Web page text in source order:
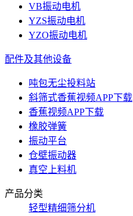
VB振动电机
YZS振动电机
YZO振动电机
配件及其他设备
吨包无尘投料站
斜筛式香蕉视频APP下载
香蕉视频APP下载
橡胶弹簧
振动平台
仓壁振动器
真空上料机
产品分类
轻型精细筛分机